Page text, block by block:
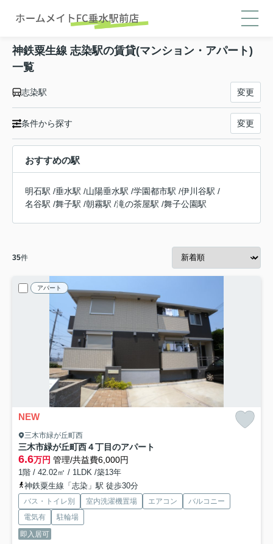
神鉄粟生線 志染駅の賃貸(マンション・アパート)
一覧
志染駅 変更
条件から探す 変更
おすすめの駅
明石駅 /垂水駅 /山陽垂水駅 /学園都市駅 /伊川谷駅 /
名谷駅 /舞子駅 /朝霧駅 /滝の茶屋駅 /舞子公園駅
35件
アパート
NEW
三木市緑が丘町西
三木市緑が丘町西４丁目のアパート
6.6万円 管理/共益費6,000円
1階 / 42.02㎡ / 1LDK /築13年
神鉄粟生線「志染」駅 徒歩30分
バス・トイレ別 室内洗濯機置場 エアコン
バルコニー
電気有
駐輪場
即入居可